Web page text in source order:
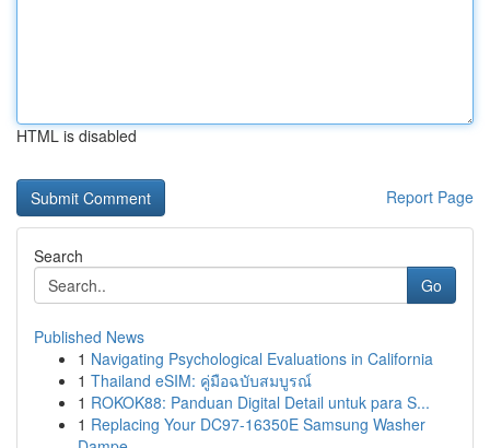
HTML is disabled
Report Page
Search
Go
Published News
1 Navigating Psychological Evaluations in California
1 Thailand eSIM: คู่มือฉบับสมบูรณ์
1 ROKOK88: Panduan Digital Detail untuk para S...
1 Replacing Your DC97-16350E Samsung Washer